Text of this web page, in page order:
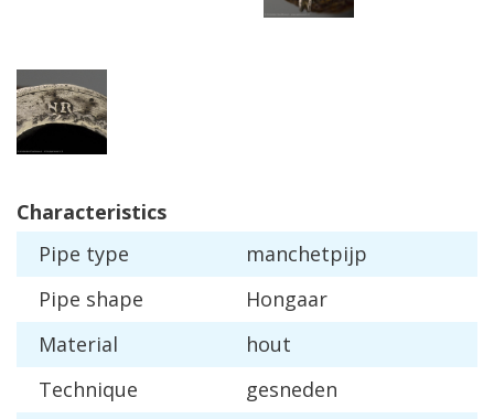
Characteristics
Pipe type
manchetpijp
Pipe shape
Hongaar
Material
hout
Technique
gesneden